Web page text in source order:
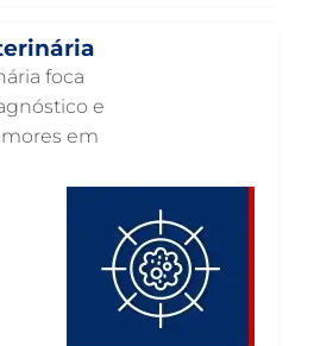
GUARULHOS
EM GUARULHOS
EM GUARULHOS
GUARULHOS
foca
e
em